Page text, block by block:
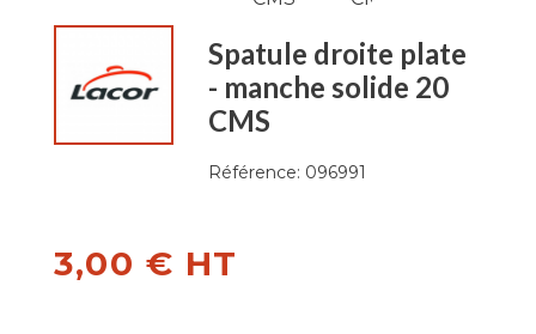
Spatule droite plate
- manche solide 20
CMS
Référence: 096991
3,00 € HT